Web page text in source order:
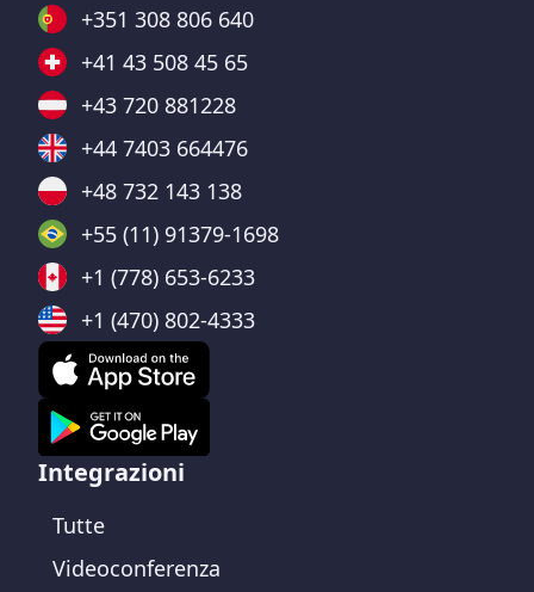
+351 308 806 640
+41 43 508 45 65
+43 720 881228
+44 7403 664476
+48 732 143 138
+55 (11) 91379-1698
+1 (778) 653-6233
+1 (470) 802-4333
Integrazioni
Tutte
Videoconferenza